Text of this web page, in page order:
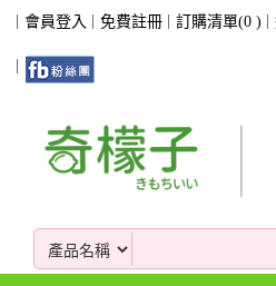
會員登入 免費註冊 訂購清單(0 )